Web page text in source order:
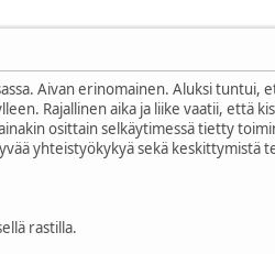
Aivan erinomainen. Aluksi
Rajallinen aika ja liike vaatii, että
osittain selkäytimessä tietty
yhteistyökykyä sekä keskittymistä
rastilla.